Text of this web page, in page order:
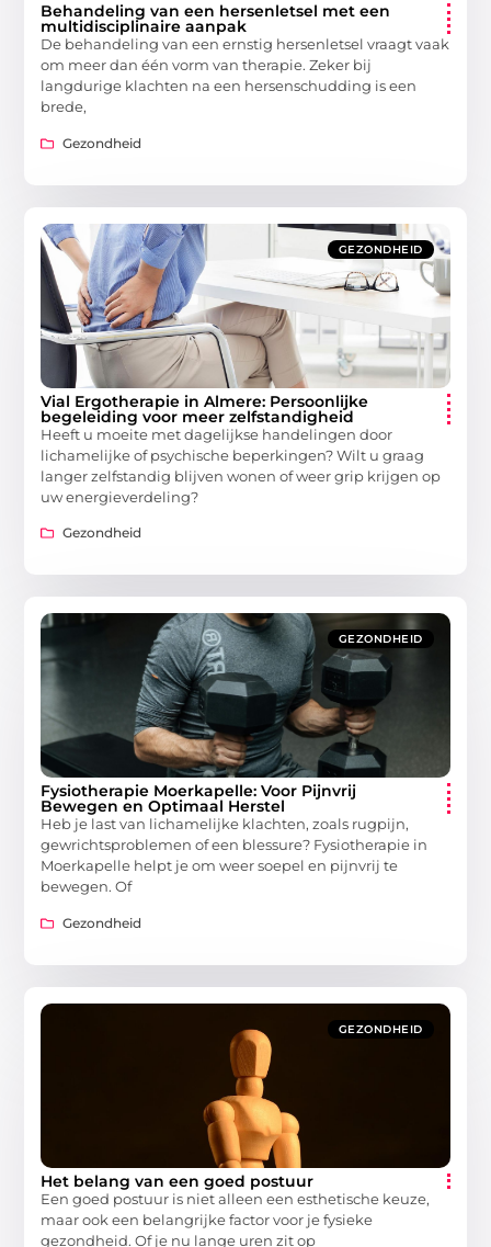
Behandeling van een hersenletsel met een
multidisciplinaire aanpak
De behandeling van een ernstig hersenletsel vraagt vaak
om meer dan één vorm van therapie. Zeker bij
langdurige klachten na een hersenschudding is een
brede,
Gezondheid
GEZONDHEID
Vial Ergotherapie in Almere: Persoonlijke
begeleiding voor meer zelfstandigheid
Heeft u moeite met dagelijkse handelingen door
lichamelijke of psychische beperkingen? Wilt u graag
langer zelfstandig blijven wonen of weer grip krijgen op
uw energieverdeling?
Gezondheid
GEZONDHEID
Fysiotherapie Moerkapelle: Voor Pijnvrij
Bewegen en Optimaal Herstel
Heb je last van lichamelijke klachten, zoals rugpijn,
gewrichtsproblemen of een blessure? Fysiotherapie in
Moerkapelle helpt je om weer soepel en pijnvrij te
bewegen. Of
Gezondheid
GEZONDHEID
Het belang van een goed postuur
Een goed postuur is niet alleen een esthetische keuze,
maar ook een belangrijke factor voor je fysieke
gezondheid. Of je nu lange uren zit op